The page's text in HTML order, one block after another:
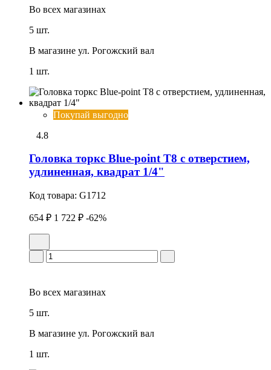
Во всех магазинах
5 шт.
В магазине ул. Рогожский вал
1 шт.
Покупай выгодно
4.8
Головка тоpкс Blue-point T8 с отверстием,
удлиненная, квадрат 1/4"
Код товара: G1712
654 ₽ 1 722 ₽ -62%
Во всех магазинах
5 шт.
В магазине ул. Рогожский вал
1 шт.